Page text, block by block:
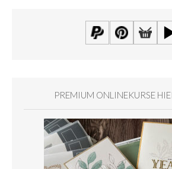
PREMIUM ONLINEKURSE